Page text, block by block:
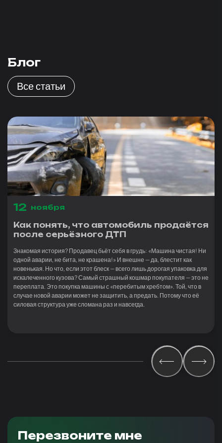
Блог
Все статьи
12 ноября
Как понять, что автомобиль продаётся
после серьёзного ДТП
Знакомая история? Продавец бьёт себя в грудь: «Машина чистая! Ни
одной аварии, не бита, не крашена!» И внешне — да, блестит как
новенькая. Но что, если этот блеск — всего лишь дорогая упаковка для
искалеченного кузова? Самый страшный кошмар покупателя — это не
переплата. Это покупка машины с «перебитым хребтом». Той, что в
случае новой аварии может не защитить, а предать. Потому что её
силовая структура уже сломана раз и навсегда.
Перезвоните мне